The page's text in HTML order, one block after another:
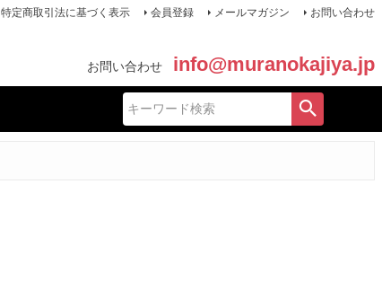
特定商取引法に基づく表示 会員登録 メールマガジン お問い合わせ
お問い合わせ info@muranokajiya.jp